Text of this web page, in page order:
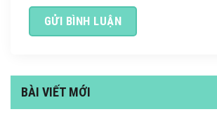
BÀI VIẾT MỚI